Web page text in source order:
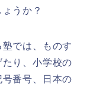
うか？
では、ものす
り、小学校の
番号、日本の